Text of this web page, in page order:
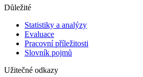
Důležité
Statistiky a analýzy
Evaluace
Pracovní příležitosti
Slovník pojmů
Užitečné odkazy